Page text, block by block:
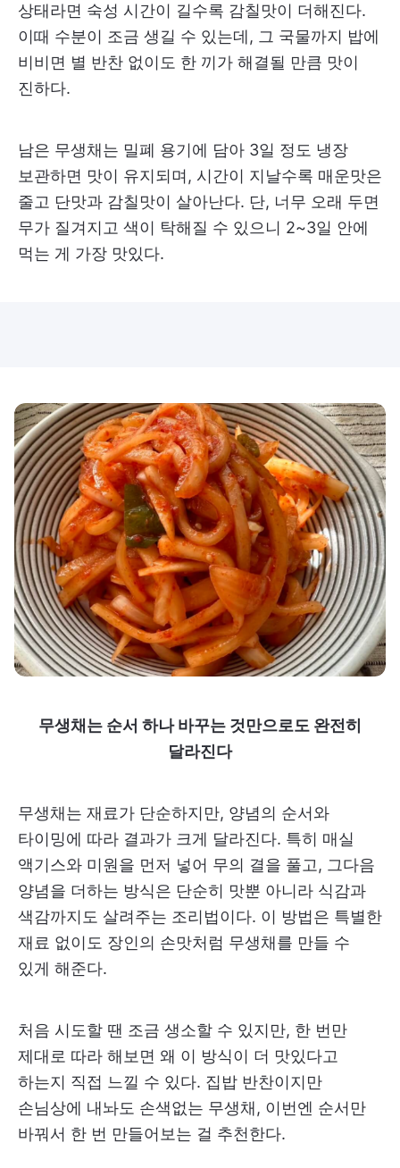
상태라면 숙성 시간이 길수록 감칠맛이 더해진다.
이때 수분이 조금 생길 수 있는데, 그 국물까지 밥에
비비면 별 반찬 없이도 한 끼가 해결될 만큼 맛이
진하다.
남은 무생채는 밀폐 용기에 담아 3일 정도 냉장
보관하면 맛이 유지되며, 시간이 지날수록 매운맛은
줄고 단맛과 감칠맛이 살아난다. 단, 너무 오래 두면
무가 질겨지고 색이 탁해질 수 있으니 2~3일 안에
먹는 게 가장 맛있다.
무생채는 순서 하나 바꾸는 것만으로도 완전히
달라진다
무생채는 재료가 단순하지만, 양념의 순서와
타이밍에 따라 결과가 크게 달라진다. 특히 매실
액기스와 미원을 먼저 넣어 무의 결을 풀고, 그다음
양념을 더하는 방식은 단순히 맛뿐 아니라 식감과
색감까지도 살려주는 조리법이다. 이 방법은 특별한
재료 없이도 장인의 손맛처럼 무생채를 만들 수
있게 해준다.
처음 시도할 땐 조금 생소할 수 있지만, 한 번만
제대로 따라 해보면 왜 이 방식이 더 맛있다고
하는지 직접 느낄 수 있다. 집밥 반찬이지만
손님상에 내놔도 손색없는 무생채, 이번엔 순서만
바꿔서 한 번 만들어보는 걸 추천한다.